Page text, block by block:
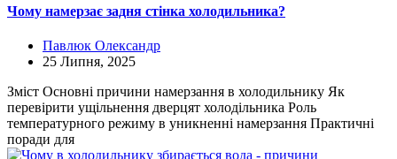
Чому намерзає задня стінка холодильника?
Павлюк Олександр
25 Липня, 2025
Зміст Основні причини намерзання в холодильнику Як
перевірити ущільнення дверцят холодільника Роль
температурного режиму в уникненні намерзання Практичні
поради для